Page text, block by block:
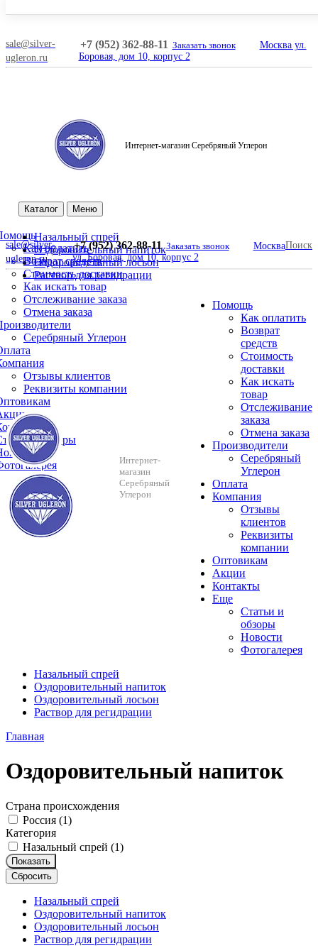
sale@silver-
ugleron.ru
+7 (952) 362-88-11 Заказать звонок
Москва ул.
Боровая, дом 10, корпус 2
Интернет-магазин Серебряный Углерон
Каталог Меню
Как оплатить
Возврат средств
Стоимость доставки
Как искать товар
Отслеживание заказа
Отмена заказа
Серебряный Углерон
Отзывы клиентов
Реквизиты компании
и обзоры
Назальный спрей
Оздоровительный напиток
Оздоровительный лосьон
Раствор для регидрации
sale@silver-
ugleron.ru
+7 (952) 362-88-11 Заказать звонок
Москва
ул. Боровая, дом 10, корпус 2
Поиск
Интернет-
магазин
Серебряный
Углерон
Помощь
Как оплатить
Возврат
средств
Стоимость
доставки
Как искать
товар
Отслеживание
заказа
Отмена заказа
Производители
Серебряный
Углерон
Оплата
Компания
Отзывы
клиентов
Реквизиты
компании
Оптовикам
Акции
Контакты
Еще
Cтатьи и
обзоры
Новости
Фотогалерея
Назальный спрей
Оздоровительный напиток
Оздоровительный лосьон
Раствор для регидрации
Главная
Оздоровительный напиток
Страна происхождения
Россия (1)
Категория
Назальный спрей (1)
Показать
Сбросить
Назальный спрей
Оздоровительный напиток
Оздоровительный лосьон
Раствор для регидрации